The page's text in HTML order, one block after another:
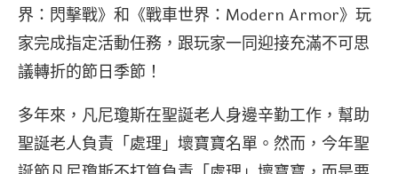
界：閃擊戰》和《戰車世界：Modern Armor》玩
家完成指定活動任務，跟玩家一同迎接充滿不可思
議轉折的節日季節！
多年來，凡尼瓊斯在聖誕老人身邊辛勤工作，幫助
聖誕老人負責「處理」壞寶寶名單。然而，今年聖